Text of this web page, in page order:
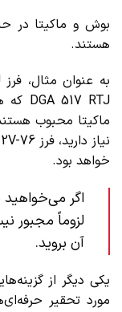
بوش و ماکیتا در
هستند.
ماکیتا محبوب
خواهد بود.
اگر می‌خواهید
لزوماً مجبور
آن بروید.
یکی دیگر از
مورد تحقیر